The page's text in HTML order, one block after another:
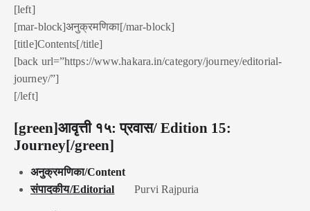
[left]
[mar-block]अनुक्रमणिका[/mar-block]
[title]Contents[/title]
[back url=”https://www.hakara.in/category/journey/editorial-
journey/”]
[/left]
[green]आवृत्ती १५: प्रवास/ Edition 15:
Journey[/green]
अनुक्रमणिका/Content
संपादकीय/Editorial Purvi Rajpuria